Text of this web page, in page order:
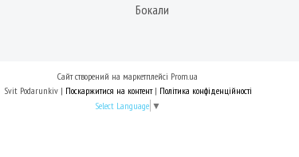
Бокали
Сайт створений на маркетплейсі Prom.ua
Svit Podarunkiv | Поскаржитися на контент | Політика конфіденційності
Select Language ▼